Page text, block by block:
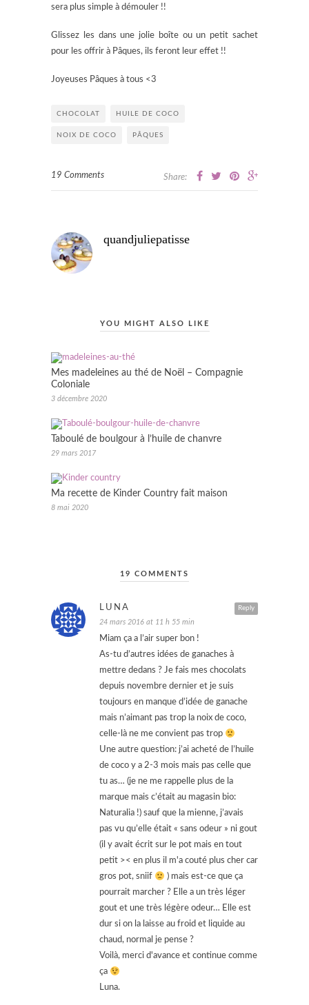
sera plus simple à démouler !!
Glissez les dans une jolie boîte ou un petit sachet
pour les offrir à Pâques, ils feront leur effet !!
Joyeuses Pâques à tous <3
CHOCOLAT HUILE DE COCO
NOIX DE COCO PÂQUES
19 Comments Share:
quandjuliepatisse
YOU MIGHT ALSO LIKE
Mes madeleines au thé de Noël – Compagnie
Coloniale
3 décembre 2020
Taboulé de boulgour à l’huile de chanvre
29 mars 2017
Ma recette de Kinder Country fait maison
8 mai 2020
19 COMMENTS
Reply
LUNA
24 mars 2016 at 11 h 55 min
Miam ça a l’air super bon !
As-tu d’autres idées de ganaches à
mettre dedans ? Je fais mes chocolats
depuis novembre dernier et je suis
toujours en manque d’idée de ganache
mais n’aimant pas trop la noix de coco,
celle-là ne me convient pas trop
Une autre question: j’ai acheté de l’huile
de coco y a 2-3 mois mais pas celle que
tu as… (je ne me rappelle plus de la
marque mais c’était au magasin bio:
Naturalia !) sauf que la mienne, j’avais
pas vu qu’elle était « sans odeur » ni gout
(il y avait écrit sur le pot mais en tout
petit >< en plus il m'a couté plus cher car
gros pot, sniif
) mais est-ce que ça
pourrait marcher ? Elle a un très léger
gout et une très légère odeur… Elle est
dur si on la laisse au froid et liquide au
chaud, normal je pense ?
Voilà, merci d'avance et continue comme
ça
Luna.